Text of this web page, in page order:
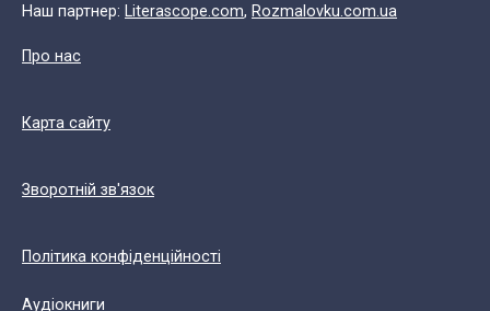
Наш партнер: Literascope.com, Rozmalovku.com.ua
Про нас
Карта сайту
Зворотній зв'язок
Політика конфіденційності
Аудіокниги